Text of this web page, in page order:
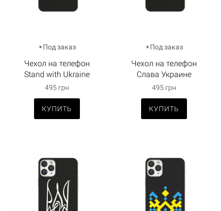
Под заказ
Чехол на телефон
Stand with Ukraine
495 грн
КУПИТЬ
Под заказ
Чехол на телефон
Слава Украине
495 грн
КУПИТЬ